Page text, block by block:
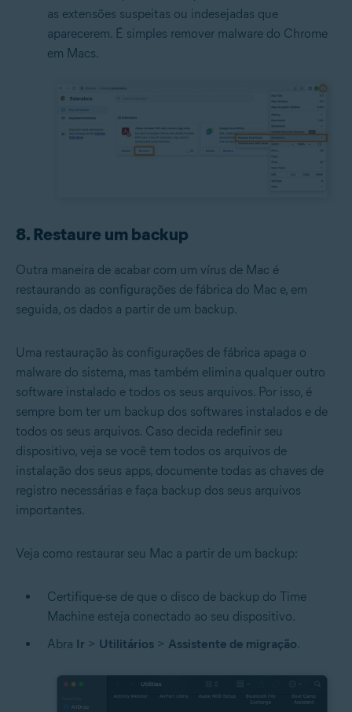
as extensões suspeitas ou indesejadas que
aparecerem. É simples remover malware do Chrome
em Macs.
8. Restaure um backup
Outra maneira de acabar com um vírus de Mac é
restaurando as configurações de fábrica do Mac e, em
seguida, os dados a partir de um backup.
Uma restauração às configurações de fábrica apaga o
malware do sistema, mas também elimina qualquer outro
software instalado e todos os seus arquivos. Por isso, é
sempre bom ter um backup dos softwares instalados e de
todos os seus arquivos. Caso decida redefinir seu
dispositivo, veja se você tem todos os arquivos de
instalação dos seus apps, documente todas as chaves de
registro necessárias e faça backup dos seus arquivos
importantes.
Veja como restaurar seu Mac a partir de um backup:
Certifique-se de que o disco de backup do Time
Machine esteja conectado ao seu dispositivo.
Abra Ir > Utilitários > Assistente de migração.